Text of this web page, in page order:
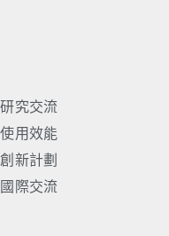
究交流
用效能
新計劃
際交流